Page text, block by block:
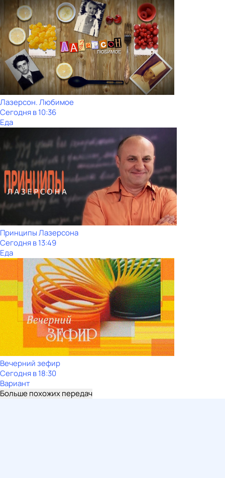
Лазерсон. Любимое
Сегодня в 10:36
Еда
Принципы Лазерсона
Сегодня в 13:49
Еда
Вечерний зефир
Сегодня в 18:30
Вариант
Больше похожих передач